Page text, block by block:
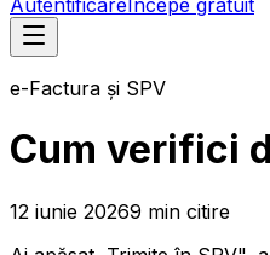
e-Factura și SPV
Cum verifici
12 iunie 20269 min citire